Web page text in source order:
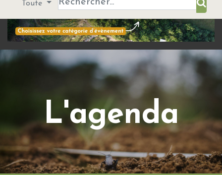
Toute
L'agenda